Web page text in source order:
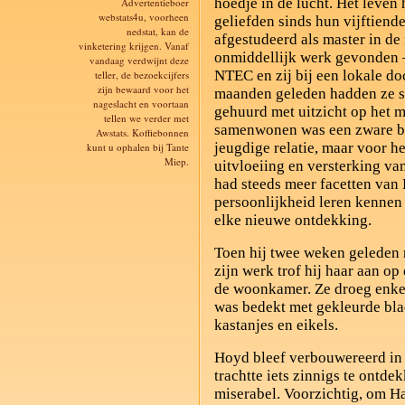
webstats4u, voorheen
nedstat, kan de
vinketering krijgen. Vanaf
vandaag verdwijnt deze
teller, de bezoekcijfers
zijn bewaard voor het
nageslacht en voortaan
tellen we verder met
Awstats. Koffiebonnen
kunt u ophalen bij Tante
Miep.
geliefden sinds hun
afgestudeerd als master in
onmiddellijk werk
NTEC en zij bij een lokale
maanden geleden hadden ze
gehuurd met uitzicht op het
samenwonen was een zware
jeugdige relatie, maar voor
uitvloeiing en versterking
had steeds meer facetten
persoonlijkheid leren
elke nieuwe ontdekking.
Toen hij twee weken
zijn werk trof hij haar aan op
de woonkamer. Ze droeg
was bedekt met gekleurde
kastanjes en eikels.
Hoyd bleef verbouwereerd
trachtte iets zinnigs te
miserabel. Voorzichtig, om